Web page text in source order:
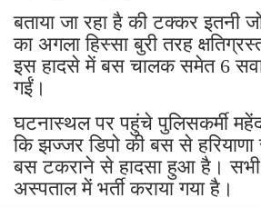
बताया जा रहा है की टक्कर इतनी
का अगला हिस्सा बुरी तरह
इस हादसे में बस चालक समेत 6
गईं।
घटनास्थल पर पहुंचे पुलिसकर्मी
कि झज्जर डिपो की बस से
बस टकराने से हादसा हुआ है। सभी
अस्पताल में भर्ती कराया गया है।